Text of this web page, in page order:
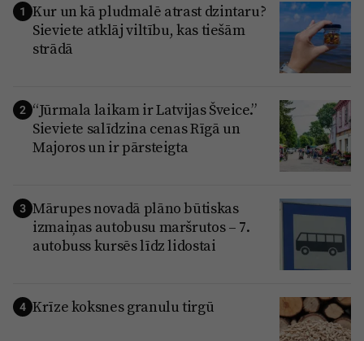
1 Kur un kā pludmalē atrast dzintaru?
Sieviete atklāj viltību, kas tiešām
strādā
2 “Jūrmala laikam ir Latvijas Šveice.”
Sieviete salīdzina cenas Rīgā un
Majoros un ir pārsteigta
3 Mārupes novadā plāno būtiskas
izmaiņas autobusu maršrutos – 7.
autobuss kursēs līdz lidostai
4 Krīze koksnes granulu tirgū